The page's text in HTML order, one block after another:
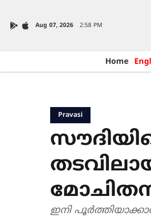
Aug 07, 2026 2:58 PM
Home
Pravasi
ഇനി